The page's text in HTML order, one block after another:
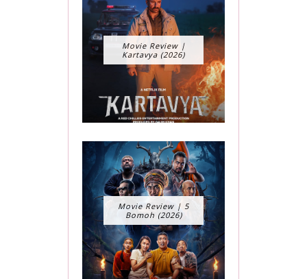
Movie Review |
Kartavya (2026)
Movie Review | 5
Bomoh (2026)